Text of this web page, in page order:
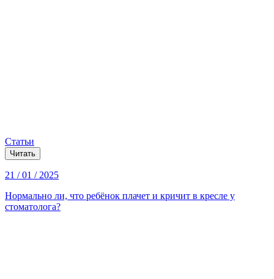
Статьи
Читать
21 / 01 / 2025
Нормально ли, что ребёнок плачет и кричит в кресле у
стоматолога?